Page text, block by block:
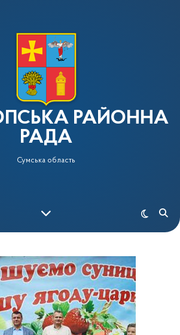
РАЙОННА
РАДА
Сумська область